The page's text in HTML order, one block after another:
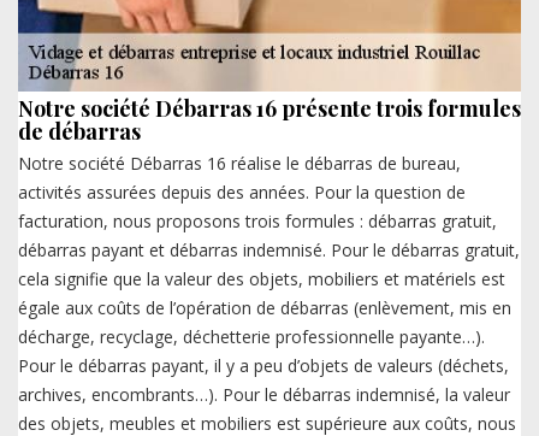
Notre société Débarras 16 présente trois formules
de débarras
Notre société Débarras 16 réalise le débarras de bureau,
activités assurées depuis des années. Pour la question de
facturation, nous proposons trois formules : débarras gratuit,
débarras payant et débarras indemnisé. Pour le débarras gratuit,
cela signifie que la valeur des objets, mobiliers et matériels est
égale aux coûts de l’opération de débarras (enlèvement, mis en
décharge, recyclage, déchetterie professionnelle payante…).
Pour le débarras payant, il y a peu d’objets de valeurs (déchets,
archives, encombrants…). Pour le débarras indemnisé, la valeur
des objets, meubles et mobiliers est supérieure aux coûts, nous